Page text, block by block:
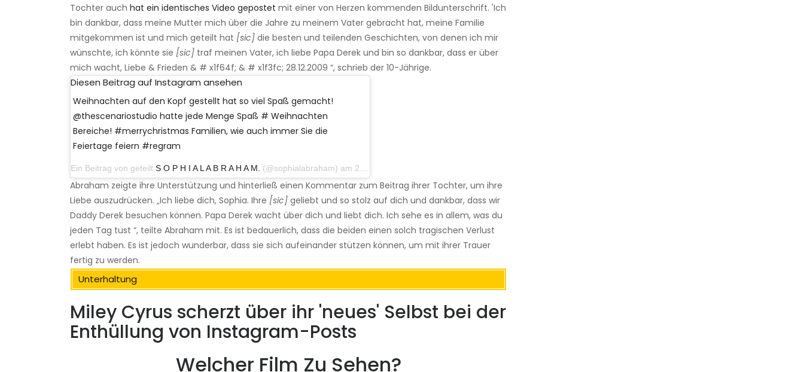
Tochter auch hat ein identisches Video gepostet mit einer von Herzen kommenden Bildunterschrift. 'Ich
bin dankbar, dass meine Mutter mich über die Jahre zu meinem Vater gebracht hat, meine Familie
mitgekommen ist und mich geteilt hat [sic] die besten und teilenden Geschichten, von denen ich mir
wünschte, ich könnte sie [sic] traf meinen Vater, ich liebe Papa Derek und bin so dankbar, dass er über
mich wacht, Liebe & Frieden & # x1f64f; & # x1f3fc; 28.12.2009 “, schrieb der 10-Jährige.
Diesen Beitrag auf Instagram ansehen
Weihnachten auf den Kopf gestellt hat so viel Spaß gemacht!
@thescenariostudio hatte jede Menge Spaß # Weihnachten
Bereiche! #merrychristmas Familien, wie auch immer Sie die
Feiertage feiern #regram
Ein Beitrag von geteilt S O P H I A L A B R A H A M. (@sophialabraham) am 23. Dezember 2019 um 10:39 Uhr PST
Abraham zeigte ihre Unterstützung und hinterließ einen Kommentar zum Beitrag ihrer Tochter, um ihre
Liebe auszudrücken. „Ich liebe dich, Sophia. Ihre [sic] geliebt und so stolz auf dich und dankbar, dass wir
Daddy Derek besuchen können. Papa Derek wacht über dich und liebt dich. Ich sehe es in allem, was du
jeden Tag tust “, teilte Abraham mit. Es ist bedauerlich, dass die beiden einen solch tragischen Verlust
erlebt haben. Es ist jedoch wunderbar, dass sie sich aufeinander stützen können, um mit ihrer Trauer
fertig zu werden.
Unterhaltung
Miley Cyrus scherzt über ihr 'neues' Selbst bei der
Enthüllung von Instagram-Posts
Welcher Film Zu Sehen?